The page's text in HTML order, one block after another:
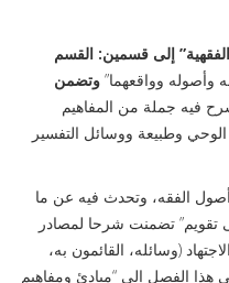
إلى قسمين: القسم
وأصوله وواقعهما” وتضمن
فيه جملة من المفاهيم
وطبيعة ووسائل التفسير
الفقه، وتحدث فيه عن ما
تقويم” تضمنت شرحا لمصادر
(وسائله، القائمون به،
هذا الفصل إلى “مبادئ ومفاهيم